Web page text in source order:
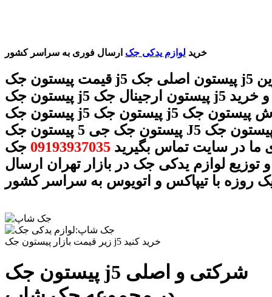
خرید لوازم یدکی جک ارسال فوری به سراسر کشور
قیمت پیستون جک j5 پیستون اصلی جک j5 بهترین
پیستون جک j5 پیستون ارجینال جک j5 قیمت و خرید
پیستون جک j5 پیستون جک j5 فروش پیستون جک j5
پیستون جک جی 5 پیستون جک J5 خرید پیستون جک j5 با
ما در سایت تماس بگیرید 09193937035 جک
توزیع لوازم یدکی جک در بازار تهران ارسال
روزه با تیپاکس و اتویوس به سراسر کشور
زیر قیمت بازار پیستون جک j5 خرید کنید
پیستون جک j5 شرکتی و اصلی